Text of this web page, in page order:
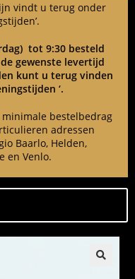
vindt u terug onder
tot 9:30 besteld
gewenste levertijd
kunt u terug vinden
‘.
bestelbedrag
adressen
Baarlo, Helden,
en Venlo.